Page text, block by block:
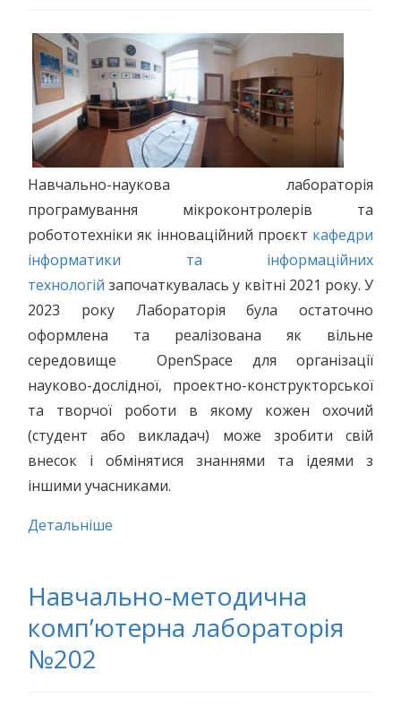
Навчально-наукова лабораторія
програмування мікроконтролерів та
робототехніки як інноваційний проєкт кафедри
інформатики та інформаційних
технологій започаткувалась у квітні 2021 року. У
2023 року Лабораторія була остаточно
оформлена та реалізована як вільне
середовище OpenSpace для організації
науково-дослідної, проектно-конструкторської
та творчої роботи в якому кожен охочий
(студент або викладач) може зробити свій
внесок і обмінятися знаннями та ідеями з
іншими учасниками.
Детальніше
Навчально-методична
комп’ютерна лабораторія
№202